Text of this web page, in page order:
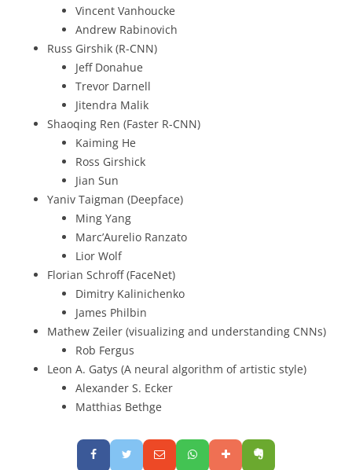
Vincent Vanhoucke
Andrew Rabinovich
Russ Girshik (R-CNN)
Jeff Donahue
Trevor Darnell
Jitendra Malik
Shaoqing Ren (Faster R-CNN)
Kaiming He
Ross Girshick
Jian Sun
Yaniv Taigman (Deepface)
Ming Yang
Marc’Aurelio Ranzato
Lior Wolf
Florian Schroff (FaceNet)
Dimitry Kalinichenko
James Philbin
Mathew Zeiler (visualizing and understanding CNNs)
Rob Fergus
Leon A. Gatys (A neural algorithm of artistic style)
Alexander S. Ecker
Matthias Bethge